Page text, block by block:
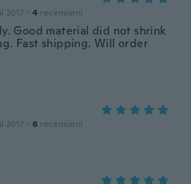
2017 · 4 recensioni
Good material did not shrink
Fast shipping. Will order
2017 · 6 recensioni